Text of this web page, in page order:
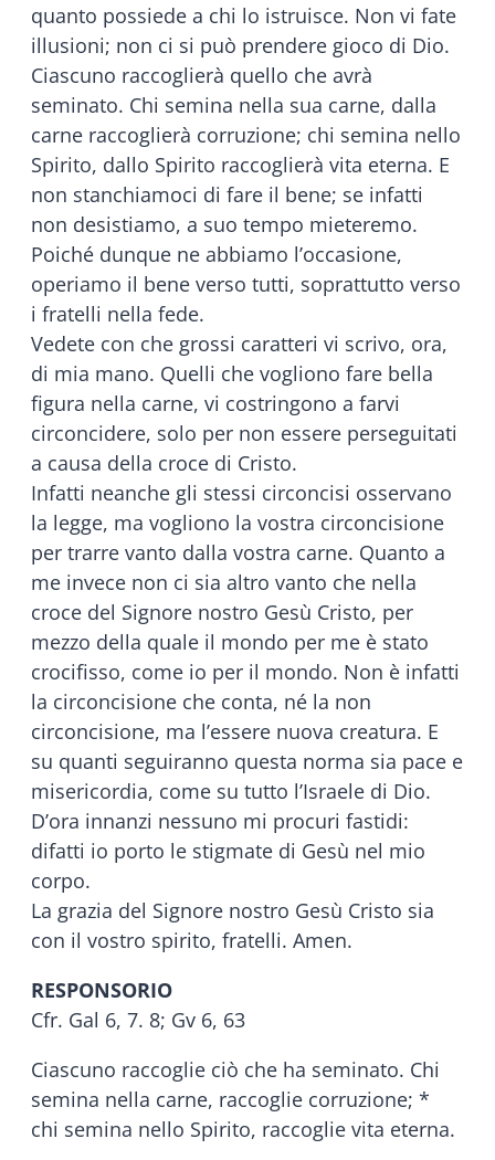
quanto possiede a chi lo istruisce. Non vi fate
illusioni; non ci si può prendere gioco di Dio.
Ciascuno raccoglierà quello che avrà
seminato. Chi semina nella sua carne, dalla
carne raccoglierà corruzione; chi semina nello
Spirito, dallo Spirito raccoglierà vita eterna. E
non stanchiamoci di fare il bene; se infatti
non desistiamo, a suo tempo mieteremo.
Poiché dunque ne abbiamo l’occasione,
operiamo il bene verso tutti, soprattutto verso
i fratelli nella fede.
Vedete con che grossi caratteri vi scrivo, ora,
di mia mano. Quelli che vogliono fare bella
figura nella carne, vi costringono a farvi
circoncidere, solo per non essere perseguitati
a causa della croce di Cristo.
Infatti neanche gli stessi circoncisi osservano
la legge, ma vogliono la vostra circoncisione
per trarre vanto dalla vostra carne. Quanto a
me invece non ci sia altro vanto che nella
croce del Signore nostro Gesù Cristo, per
mezzo della quale il mondo per me è stato
crocifisso, come io per il mondo. Non è infatti
la circoncisione che conta, né la non
circoncisione, ma l’essere nuova creatura. E
su quanti seguiranno questa norma sia pace e
misericordia, come su tutto l’Israele di Dio.
D’ora innanzi nessuno mi procuri fastidi:
difatti io porto le stigmate di Gesù nel mio
corpo.
La grazia del Signore nostro Gesù Cristo sia
con il vostro spirito, fratelli. Amen.
RESPONSORIO
Cfr. Gal 6, 7. 8; Gv 6, 63
Ciascuno raccoglie ciò che ha seminato. Chi
semina nella carne, raccoglie corruzione; *
chi semina nello Spirito, raccoglie vita eterna.